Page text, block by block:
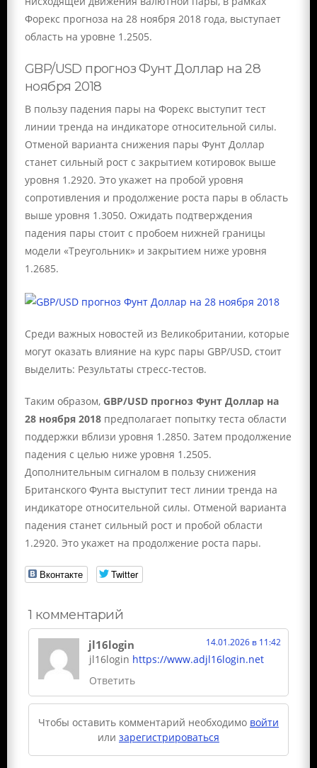
Форекс прогноза на 28 ноября 2018 года, выступает
область на уровне 1.2505.
GBP/USD прогноз Фунт Доллар на 28
ноября 2018
В пользу падения пары на Форекс выступит тест
линии тренда на индикаторе относительной силы.
Отменой варианта снижения пары Фунт Доллар
станет сильный рост с закрытием котировок выше
уровня 1.2920. Это укажет на пробой уровня
сопротивления и продолжение роста пары в область
выше уровня 1.3050. Ожидать подтверждения
падения пары стоит с пробоем нижней границы
модели «Треугольник» и закрытием ниже уровня
1.2685.
Среди важных новостей из Великобритании, которые
могут оказать влияние на курс пары GBP/USD, стоит
выделить: Результаты стресс-тестов.
Таким образом, GBP/USD прогноз Фунт Доллар на
28 ноября 2018предполагает попытку теста области
поддержки вблизи уровня 1.2850. Затем продолжение
падения с целью ниже уровня 1.2505.
Дополнительным сигналом в пользу снижения
Британского Фунта выступит тест линии тренда на
индикаторе относительной силы. Отменой варианта
падения станет сильный рост и пробой области
1.2920. Это укажет на продолжение роста пары.
Вконтакте Twitter
1 комментарий
jl16login 14.01.2026 в 11:42
jl16login https://www.adjl16login.net
Ответить
Чтобы оставить комментарий необходимо войти
или зарегистрироваться